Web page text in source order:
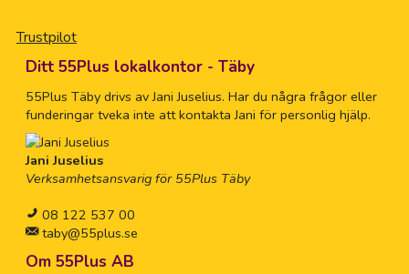
Trustpilot
Ditt 55Plus lokalkontor - Täby
55Plus Täby drivs av Jani Juselius. Har du några frågor eller
funderingar tveka inte att kontakta Jani för personlig hjälp.
Jani Juselius
Verksamhetsansvarig för 55Plus Täby
08 122 537 00
taby@55plus.se
Om 55Plus AB